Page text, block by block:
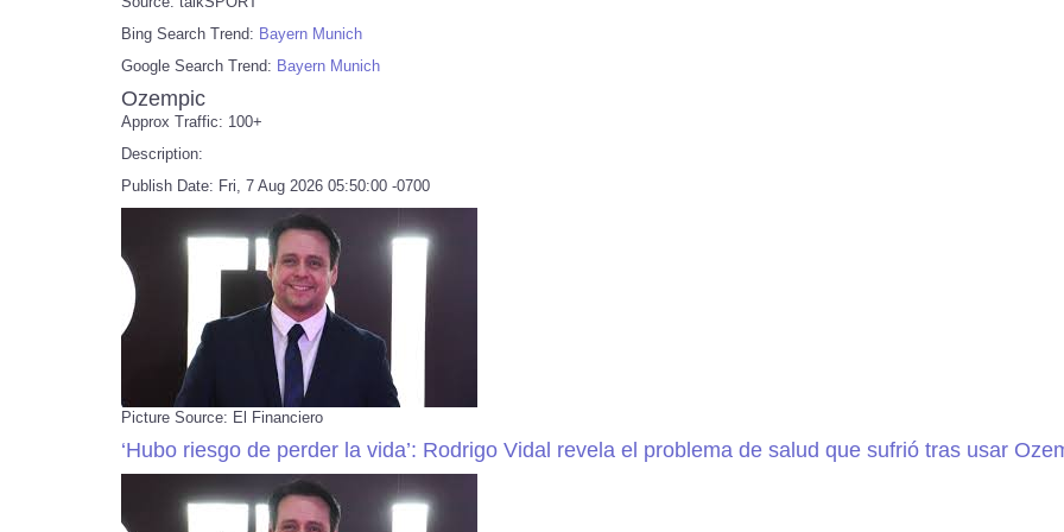
Bing Search Trend: Bayern Munich
Google Search Trend: Bayern Munich
Ozempic
Approx Traffic: 100+
Description:
Publish Date: Fri, 7 Aug 2026 05:50:00 -0700
Picture Source: El Financiero
‘Hubo riesgo de perder la vida’: Rodrigo Vidal revela el problema de salud que sufrió tras usar